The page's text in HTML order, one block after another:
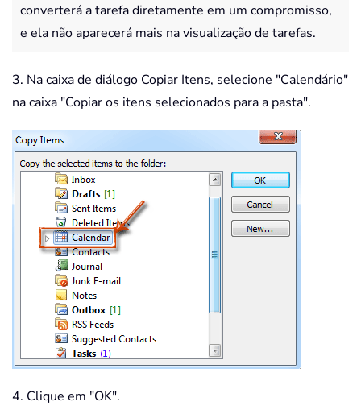
converterá a tarefa diretamente em um compromisso,
e ela não aparecerá mais na visualização de tarefas.
3. Na caixa de diálogo Copiar Itens, selecione "Calendário"
na caixa "Copiar os itens selecionados para a pasta".
4. Clique em "OK".